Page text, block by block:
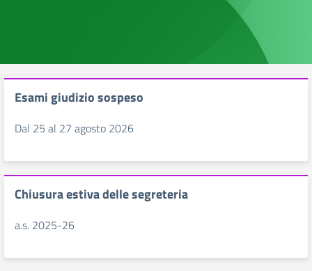
Esami giudizio sospeso
Dal 25 al 27 agosto 2026
Chiusura estiva delle segreteria
a.s. 2025-26